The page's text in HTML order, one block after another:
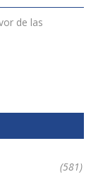
de las
(581)